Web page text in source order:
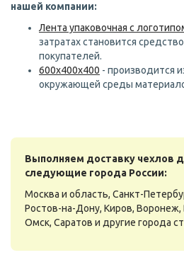
нашей компании:
Лента упаковочная с
затратах становится
покупателей.
600х400х400 - производится
окружающей среды
Выполняем доставку чехлов
следующие города России:
Москва и область, Санкт-
Ростов-на-Дону, Киров, Воронеж,
Омск, Саратов и другие города